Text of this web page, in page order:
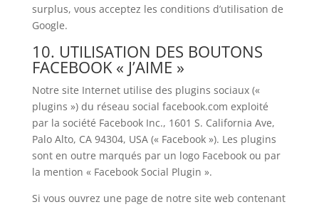
surplus, vous acceptez les conditions d’utilisation de
Google.
10. UTILISATION DES BOUTONS
FACEBOOK « J’AIME »
Notre site Internet utilise des plugins sociaux («
plugins ») du réseau social facebook.com exploité
par la société Facebook Inc., 1601 S. California Ave,
Palo Alto, CA 94304, USA (« Facebook »). Les plugins
sont en outre marqués par un logo Facebook ou par
la mention « Facebook Social Plugin ».
Si vous ouvrez une page de notre site web contenant